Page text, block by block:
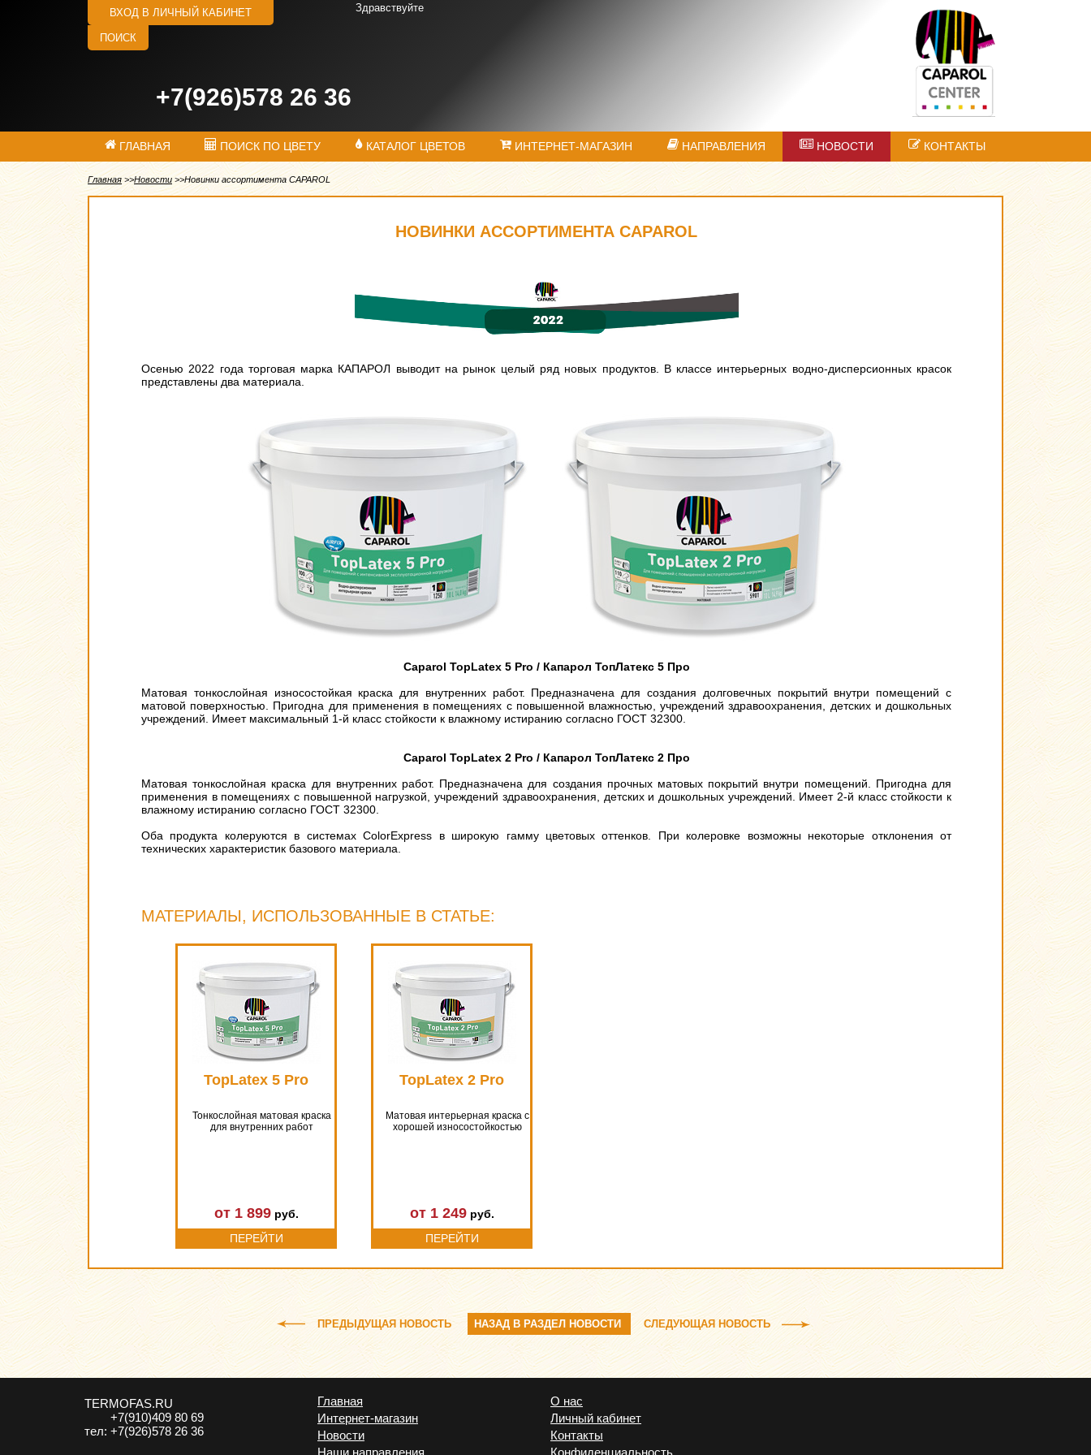
ВХОД В ЛИЧНЫЙ КАБИНЕТ Здравствуйте
ПОИСК
+7(926)578 26 36
ГЛАВНАЯ ПОИСК ПО ЦВЕТУ КАТАЛОГ ЦВЕТОВ ИНТЕРНЕТ-МАГАЗИН НАПРАВЛЕНИЯ НОВОСТИ КОНТАКТЫ
Главная Новости Новинки ассортимента CAPAROL
НОВИНКИ АССОРТИМЕНТА CAPAROL
Осенью 2022 года торговая марка КАПАРОЛ выводит на рынок целый ряд новых продуктов. В классе интерьерных водно-дисперсионных красок
представлены два материала.
Caparol TopLatex 5 Pro / Капарол ТопЛатекс 5 Про
Матовая тонкослойная износостойкая краска для внутренних работ. Предназначена для создания долговечных покрытий внутри помещений с
матовой поверхностью. Пригодна для применения в помещениях с повышенной влажностью, учреждений здравоохранения, детских и дошкольных
учреждений. Имеет максимальный 1-й класс стойкости к влажному истиранию согласно ГОСТ 32300.
Caparol TopLatex 2 Pro / Капарол ТопЛатекс 2 Про
Матовая тонкослойная краска для внутренних работ. Предназначена для создания прочных матовых покрытий внутри помещений. Пригодна для
применения в помещениях с повышенной нагрузкой, учреждений здравоохранения, детских и дошкольных учреждений. Имеет 2-й класс стойкости к
влажному истиранию согласно ГОСТ 32300.
Оба продукта колеруются в системах ColorExpress в широкую гамму цветовых оттенков. При колеровке возможны некоторые отклонения от
технических характеристик базового материала.
МАТЕРИАЛЫ, ИСПОЛЬЗОВАННЫЕ В СТАТЬЕ:
TopLatex 5 Pro
Тонкослойная матовая краска
для внутренних работ
от 1 899руб.
ПЕРЕЙТИ
TopLatex 2 Pro
Матовая интерьерная краска с
хорошей износостойкостью
от 1 249руб.
ПЕРЕЙТИ
ПРЕДЫДУЩАЯ НОВОСТЬ НАЗАД В РАЗДЕЛ НОВОСТИ СЛЕДУЮЩАЯ НОВОСТЬ
TERMOFAS.RU
тел:
+7(910)409 80 69
+7(926)578 26 36
Главная
Интернет-магазин
Новости
Наши направления
О нас
Личный кабинет
Контакты
Конфиденциальность